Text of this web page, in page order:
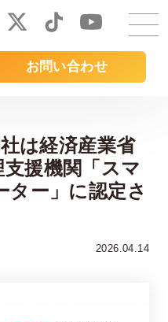
お問い合わせ
は経済産業省
援機関「スマ
ター」に認定さ
2026.04.14